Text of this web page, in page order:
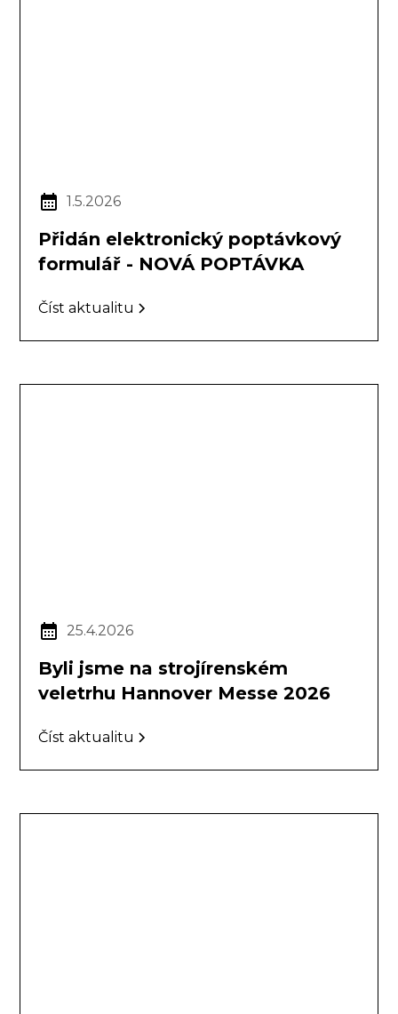
1.5.2026
Přidán elektronický poptávkový
formulář - NOVÁ POPTÁVKA
Číst aktualitu
25.4.2026
Byli jsme na strojírenském
veletrhu Hannover Messe 2026
Číst aktualitu